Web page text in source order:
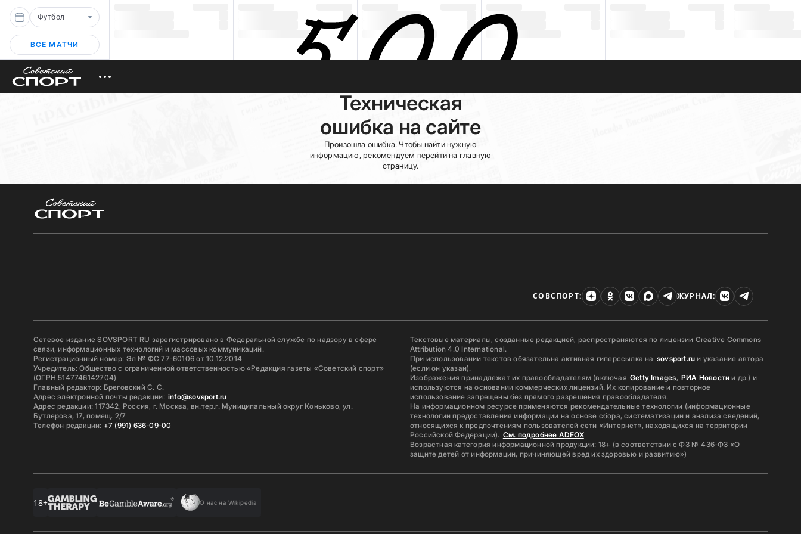
Футбол
ВСЕ МАТЧИ
Техническая
ошибка на сайте
Произошла ошибка. Чтобы найти нужную
информацию, рекомендуем перейти на главную
страницу.
СОВСПОРТ: ЖУРНАЛ:
Сетевое издание SOVSPORT RU зарегистрировано в Федеральной службе по надзору в сфере
связи, информационных технологий и массовых коммуникаций.
Регистрационный номер: Эл № ФС 77-60106 от 10.12.2014
Учредитель: Общество с ограниченной ответственностью «Редакция газеты «Советский спорт»
(ОГРН 5147746142704)
Главный редактор: Бреговский С. С.
Адрес электронной почты редакции: info@sovsport.ru
Адрес редакции: 117342, Россия, г. Москва, вн.тер.г. Муниципальный округ Коньково, ул.
Бутлерова, 17, помещ. 2/7
Телефон редакции: +7 (991) 636-09-00
Текстовые материалы, созданные редакцией, распространяются по лицензии Creative Commons
Attribution 4.0 International.
При использовании текстов обязательна активная гиперссылка на sovsport.ru и указание автора
(если он указан).
Изображения принадлежат их правообладателям (включая Getty Images, РИА Новости и др.) и
используются на основании коммерческих лицензий. Их копирование и повторное
использование запрещены без прямого разрешения правообладателя.
На информационном ресурсе применяются рекомендательные технологии (информационные
технологии предоставления информации на основе сбора, систематизации и анализа сведений,
относящихся к предпочтениям пользователей сети «Интернет», находящихся на территории
Российской Федерации). См. подробнее ADFOX
Возрастная категория информационной продукции: 18+ (в соответствии с ФЗ № 436-ФЗ «О
защите детей от информации, причиняющей вред их здоровью и развитию»)
18+ О нас на Wikipedia